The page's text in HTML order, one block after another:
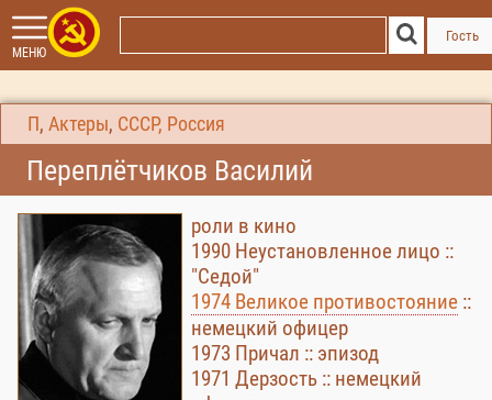
МЕНЮ
Гость
П , Актеры, СССР, Россия
Переплётчиков Василий
роли в кино
1990 Неустановленное лицо ::
"Седой"
1974 Великое противостояние ::
немецкий офицер
1973 Причал :: эпизод
1971 Дерзость :: немецкий